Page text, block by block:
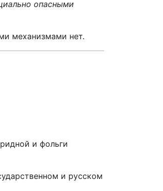
опасными
механизмами нет.
и фольги
и русском